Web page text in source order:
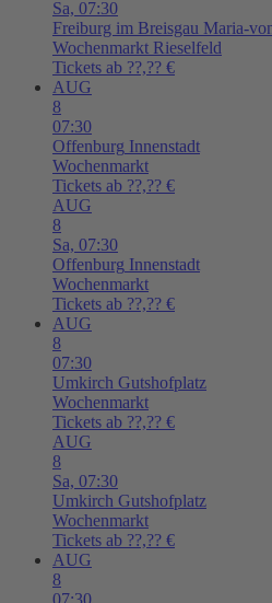
Sa, 07:30
Freiburg im Breisgau Maria-
Wochenmarkt Rieselfeld
Tickets ab ??,?? €
AUG
8
07:30
Offenburg Innenstadt
Wochenmarkt
Tickets ab ??,?? €
AUG
8
Sa, 07:30
Offenburg Innenstadt
Wochenmarkt
Tickets ab ??,?? €
AUG
8
07:30
Umkirch Gutshofplatz
Wochenmarkt
Tickets ab ??,?? €
AUG
8
Sa, 07:30
Umkirch Gutshofplatz
Wochenmarkt
Tickets ab ??,?? €
AUG
8
07:30